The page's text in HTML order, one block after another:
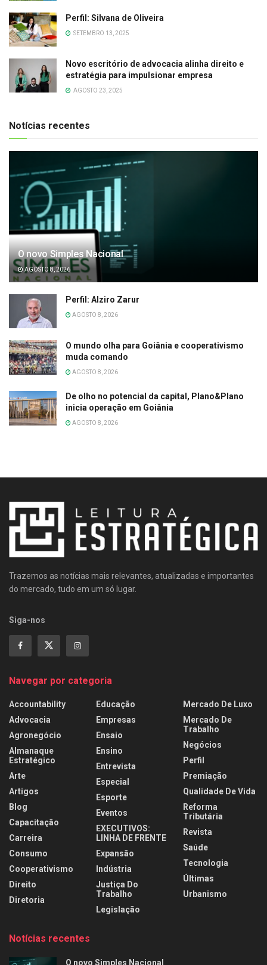
Perfil: Silvana de Oliveira
SETEMBRO 13, 2025
Novo escritório de advocacia alinha direito e
estratégia para impulsionar empresa
AGOSTO 23, 2025
Notícias recentes
O novo Simples Nacional
AGOSTO 8, 2026
Perfil: Alziro Zarur
AGOSTO 8, 2026
O mundo olha para Goiânia e cooperativismo
muda comando
AGOSTO 8, 2026
De olho no potencial da capital, Plano&Plano
inicia operação em Goiânia
AGOSTO 8, 2026
Trazemos as notícias mais relevantes, atualizadas e importantes
do mercado, tudo em um só lugar.
Siga-nos
Navegar por categoria
Accountability
Advocacia
Agronegócio
Almanaque
Estratégico
Arte
Artigos
Blog
Capacitação
Carreira
Consumo
Cooperativismo
Direito
Diretoria
Educação
Empresas
Ensaio
Ensino
Entrevista
Especial
Esporte
Eventos
EXECUTIVOS:
LINHA DE FRENTE
Expansão
Indústria
Justiça Do
Trabalho
Legislação
Mercado De Luxo
Mercado De
Trabalho
Negócios
Perfil
Premiação
Qualidade De Vida
Reforma
Tributária
Revista
Saúde
Tecnologia
Últimas
Urbanismo
Notícias recentes
O novo Simples Nacional